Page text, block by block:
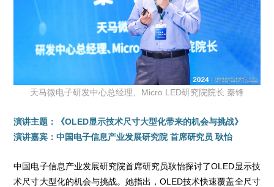
天马微电子研发中心总经理、Micro LED研究院院长 秦锋
演讲主题：《OLED显示技术尺寸大型化带来的机会与挑战》
演讲嘉宾：中国电子信息产业发展研究院 首席研究员 耿怡
中国电子信息产业发展研究院首席研究员耿怡探讨了OLED显示技
术尺寸大型化的机会与挑战。她指出，OLED技术快速覆盖全尺寸